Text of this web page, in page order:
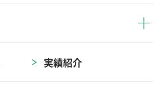
実績紹介